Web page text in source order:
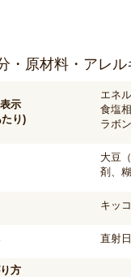
・原材料・アレ
示
り)
エネ
食塩
ラボ
大豆
剤、
キッ
直射
方